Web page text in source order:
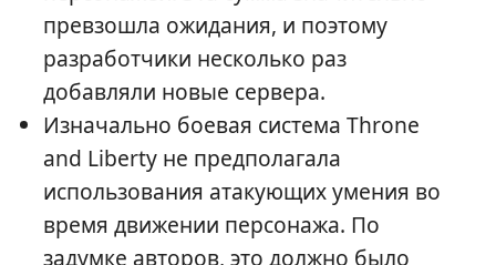
превзошла ожидания, и поэтому
разработчики несколько раз
добавляли новые сервера.
Изначально боевая система Throne
and Liberty не предполагала
использования атакующих умения во
время движении персонажа. По
задумке авторов, это должно было